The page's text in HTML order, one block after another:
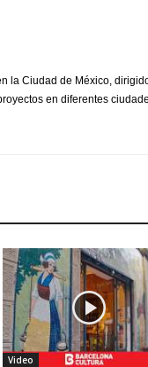
la Ciudad de México,
en diferentes
Video